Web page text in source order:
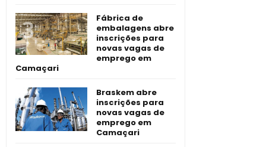
Fábrica de
embalagens abre
inscrições para
novas vagas de
emprego em
Camaçari
Braskem abre
inscrições para
novas vagas de
emprego em
Camaçari